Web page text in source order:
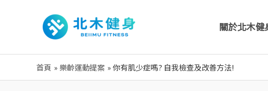
關於北木健
首頁 樂齡運動提案 你有肌少症嗎? 自我檢查及改善方法!